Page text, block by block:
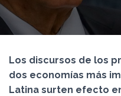
Los discursos de los
dos economías más
Latina surten efecto